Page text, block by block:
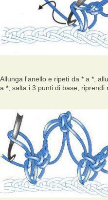
Allunga l'anello e ripeti da * a *,
a *, salta i 3 punti di base, riprendi